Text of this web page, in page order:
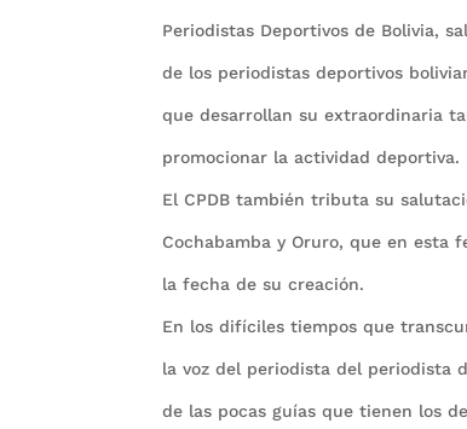
Periodistas Deportivos de Bolivia,
de los periodistas deportivos
que desarrollan su extraordinaria
promocionar la actividad deportiva.
El CPDB también tributa su
Cochabamba y Oruro, que en esta
la fecha de su creación.
En los difíciles tiempos que
la voz del periodista del periodista
de las pocas guías que tienen los